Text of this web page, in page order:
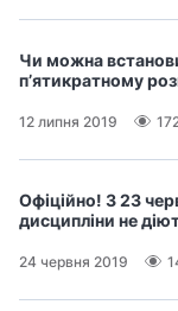
Чи можна
п’ятикратному
12 липня 2019
Офіційно! З 23
дисципліни не
24 червня 2019